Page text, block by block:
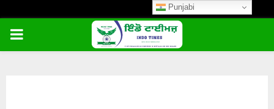
PRIMARY
Punjabi